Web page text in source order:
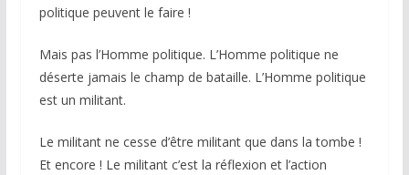
politique peuvent le faire !
Mais pas l’Homme politique. L’Homme politique ne
déserte jamais le champ de bataille. L’Homme politique
est un militant.
Le militant ne cesse d’être militant que dans la tombe !
Et encore ! Le militant c’est la réflexion et l’action